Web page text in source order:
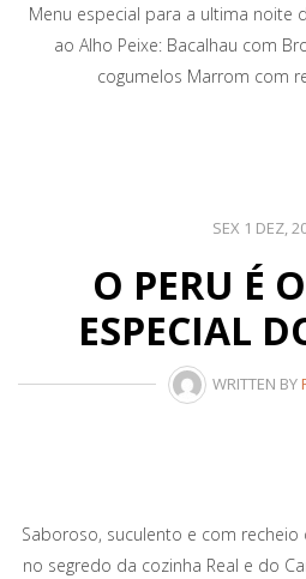
Menu especial para a ultima noite
ao Alho Peixe: Bacalhau com
cogumelos Marrom com
SEX 1 DEZ,
O PERU É
ESPECIAL
WRITTEN BY
Saboroso, suculento e com
no segredo da cozinha Real e do